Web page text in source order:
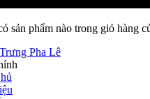
sản phẩm nào trong giỏ hàng